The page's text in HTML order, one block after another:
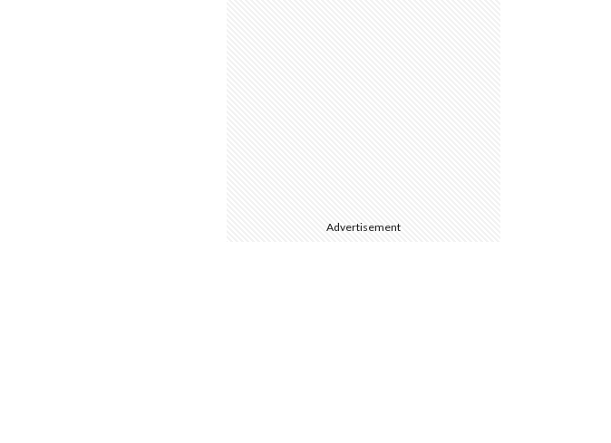
Advertisement